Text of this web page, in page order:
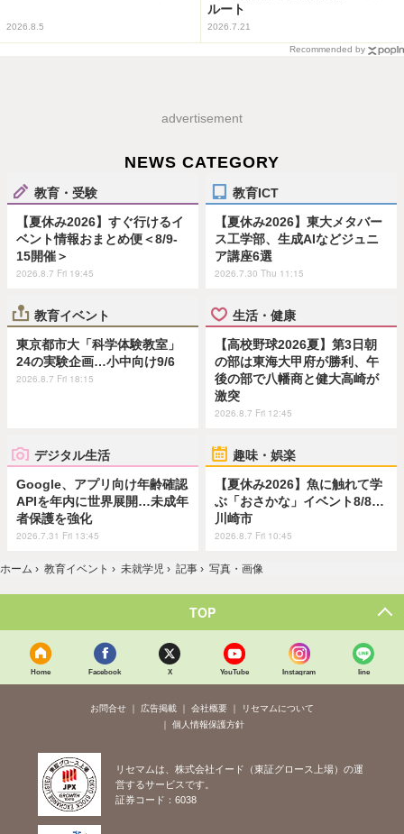
2026.8.5
ルート
2026.7.21
Recommended by
advertisement
NEWS CATEGORY
教育・受験
【夏休み2026】すぐ行けるイ
ベント情報おまとめ便＜8/9-
15開催＞
2026.8.7 Fri 19:45
教育ICT
【夏休み2026】東大メタバー
ス工学部、生成AIなどジュニ
ア講座6選
2026.7.30 Thu 11:15
教育イベント
東京都市大「科学体験教室」
24の実験企画…小中向け9/6
2026.8.7 Fri 18:15
生活・健康
【高校野球2026夏】第3日朝
の部は東海大甲府が勝利、午
後の部で八幡商と健大高崎が
激突
2026.8.7 Fri 12:45
デジタル生活
Google、アプリ向け年齢確認
APIを年内に世界展開…未成年
者保護を強化
2026.7.31 Fri 13:45
趣味・娯楽
【夏休み2026】魚に触れて学
ぶ「おさかな」イベント8/8…
川崎市
2026.8.7 Fri 10:45
ホーム › 教育イベント › 未就学児 › 記事 › 写真・画像
TOP
Home Facebook X YouTube Instagram line
お問合せ 広告掲載 会社概要
リセマムについて
個人情報保護方針
リセマムは、株式会社イード（東証グロース上場）の運
営するサービスです。
証券コード：6038